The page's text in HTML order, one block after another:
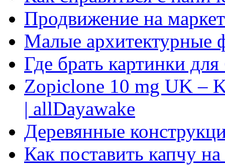
Продвижение на
Малые архитектурные
Где брать картинки
Zopiclone 10 mg UK –
| allDayawake
Деревянные
Как поставить капчу